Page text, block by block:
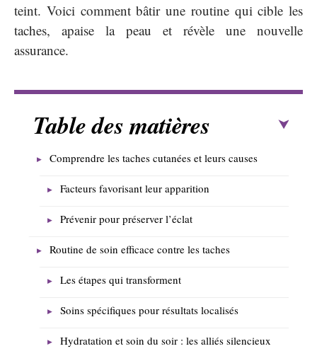
teint. Voici comment bâtir une routine qui cible les
taches, apaise la peau et révèle une nouvelle
assurance.
Table des matières
Comprendre les taches cutanées et leurs causes
Facteurs favorisant leur apparition
Prévenir pour préserver l’éclat
Routine de soin efficace contre les taches
Les étapes qui transforment
Soins spécifiques pour résultats localisés
Hydratation et soin du soir : les alliés silencieux